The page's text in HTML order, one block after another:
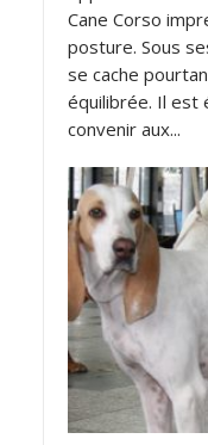
Cane Corso
posture. Sous
se cache
équilibrée. Il est
convenir aux...